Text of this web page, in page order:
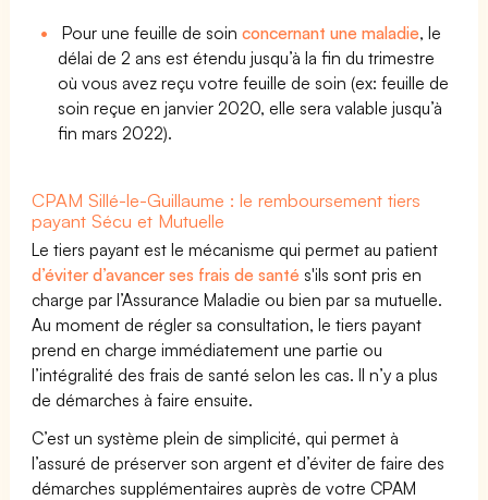
Pour une feuille de soinconcernant une maladie, le
délai de 2 ans est étendu jusqu’à la fin du trimestre
où vous avez reçu votre feuille de soin (ex: feuille de
soin reçue en janvier 2020, elle sera valable jusqu’à
fin mars 2022).
CPAM Sillé-le-Guillaume : le remboursement tiers
payant Sécu et Mutuelle
Le tiers payant est le mécanisme qui permet au patient
d’éviter d’avancer ses frais de santé s'ils sont pris en
charge par l’Assurance Maladie ou bien par sa mutuelle.
Au moment de régler sa consultation, le tiers payant
prend en charge immédiatement une partie ou
l’intégralité des frais de santé selon les cas. Il n’y a plus
de démarches à faire ensuite.
C’est un système plein de simplicité, qui permet à
l’assuré de préserver son argent et d’éviter de faire des
démarches supplémentaires auprès de votre CPAM